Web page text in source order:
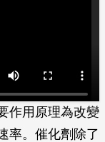
作用原理為改變
率。催化劑除了